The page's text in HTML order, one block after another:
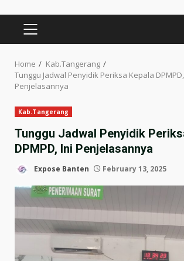
PRIMARY
MENU
Home
Kab.Tangerang
Tunggu Jadwal Penyidik Periksa Kepala
Penjelasannya
Kab.Tangerang
Tunggu Jadwal Penyidik
DPMPD, Ini Penjelasannya
Expose Banten February 13, 2025